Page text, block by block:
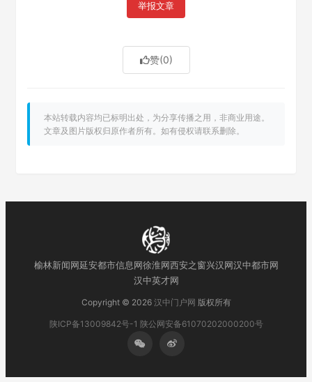
举报文章
赞(0)
本站转载内容均已标明出处，为分享传播之用，非商业用途。
文章及图片版权归原作者所有。如有侵权请联系删除。
榆林新闻网延安都市信息网徐淮网西安之窗兴汉网汉中都市网
汉中英才网
Copyright © 2026 汉中门户网 版权所有
陕ICP备13009842号-1 陕公网安备61070202000200号